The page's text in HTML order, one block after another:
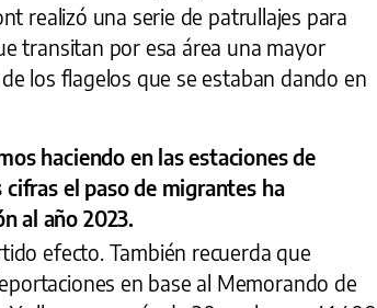
realizó una serie de patrullajes para
transitan por esa área una mayor
los flagelos que se estaban dando en
haciendo en las estaciones de
el paso de migrantes ha
al año 2023.
efecto. También recuerda que
en base al Memorando de